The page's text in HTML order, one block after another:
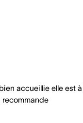
accueillie elle est à
recommande